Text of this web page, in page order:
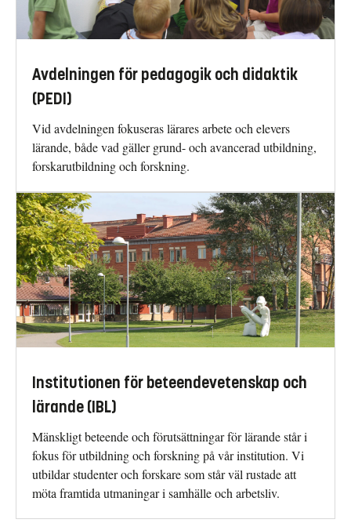
Avdelningen för pedagogik och didaktik
(PEDI)
Vid avdelningen fokuseras lärares arbete och elevers
lärande, både vad gäller grund- och avancerad utbildning,
forskarutbildning och forskning.
Institutionen för beteendevetenskap och
lärande (IBL)
Mänskligt beteende och förutsättningar för lärande står i
fokus för utbildning och forskning på vår institution. Vi
utbildar studenter och forskare som står väl rustade att
möta framtida utmaningar i samhälle och arbetsliv.